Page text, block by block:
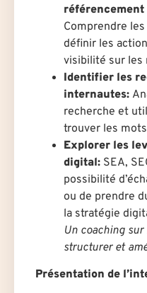
référencement
Comprendre
définir les
visibilité sur les
Identifier les
internautes:
recherche et
trouver les
Explorer les
digital: SEA,
possibilité
ou de prendre
la stratégie
Un coaching
structurer et
Présentation de